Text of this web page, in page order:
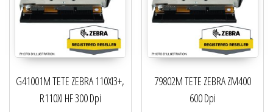
G41001M TETE ZEBRA 110XI3+,
R110XI HF 300 Dpi
79802M TETE ZEBRA ZM400
600 Dpi